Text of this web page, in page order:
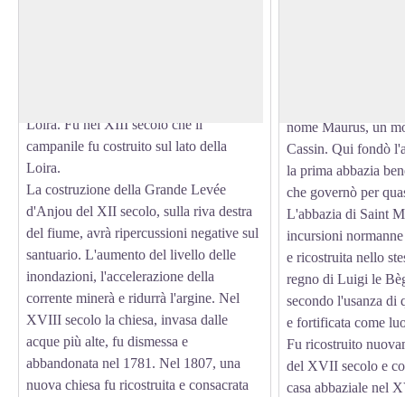
Loira. Fu nel XIII secolo che il
campanile fu costruito sul lato della
Loira.
La costruzione della Grande Levée
d'Anjou del XII secolo, sulla riva destra
del fiume, avrà ripercussioni negative sul
santuario. L'aumento del livello delle
inondazioni, l'accelerazione della
corrente minerà e ridurrà l'argine. Nel
XVIII secolo la chiesa, invasa dalle
acque più alte, fu dismessa e
abbandonata nel 1781. Nel 1807, una
nuova chiesa fu ricostruita e consacrata
nome Maurus, un
Cassin. Qui fondò
la prima abbazia
che governò per
L'abbazia di Saint
incursioni
e ricostruita nello
regno di Luigi le
secondo l'usanza di
e fortificata come
Fu ricostruito
del XVII secolo e
casa abbaziale nel